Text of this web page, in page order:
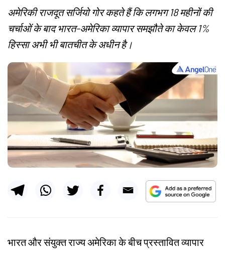
अमेरिकी राजदूत सर्जियो गोर कहते हैं कि लगभग 18 महीनों की
चर्चाओं के बाद भारत-अमेरिका व्यापार समझौते का केवल 1%
हिस्सा अभी भी बातचीत के अधीन है।
भारत और संयुक्त राज्य अमेरिका के बीच प्रस्तावित व्यापार